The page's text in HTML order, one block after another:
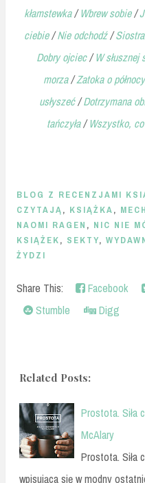
kłamstewka/Wbrew sobie/
ciebie/Nie odchodź/
Dobry ojciec/W słusznej
morza/Zatoka o północy
usłyszeć/Dotrzymana
tańczyła/Wszystko,
BLOG Z RECENZJAMI
CZYTAJĄ, KSIĄŻKA,
NAOMI RAGEN , NIC NIE
KSIĄŻEK, SEKTY,
ŻYDZI
Share This: Facebook
Stumble
Digg
Related Posts:
Prostota. Siła
McAlary
Prostota. Siła
wpisująca się w modny